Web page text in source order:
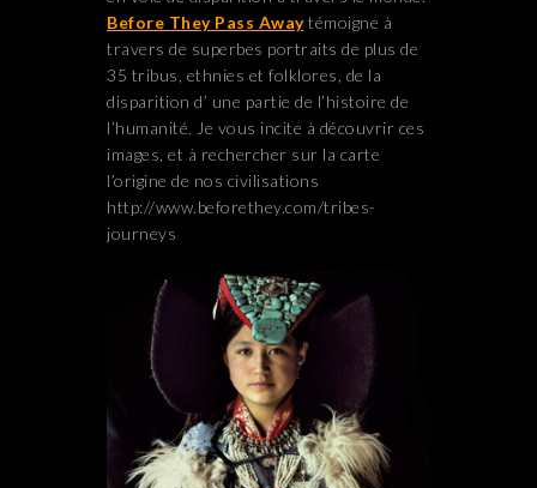
Before They Pass Away témoigne à
travers de superbes portraits de plus de
35 tribus, ethnies et folklores, de la
disparition d’ une partie de l’histoire de
l’humanité. Je vous incite à découvrir ces
images, et à rechercher sur la carte
l’origine de nos civilisations
http://www.beforethey.com/tribes-
journeys